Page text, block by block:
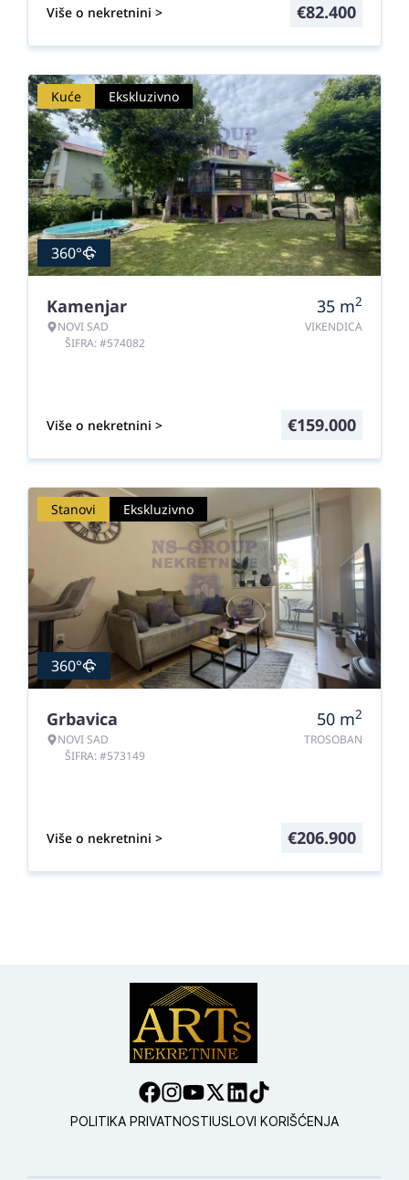
Više o nekretnini > €82.400
Kuće Ekskluzivno
360°
Kamenjar
NOVI SAD
ŠIFRA: #574082
35 m2
VIKENDICA
Više o nekretnini > €159.000
Stanovi Ekskluzivno
360°
Grbavica
NOVI SAD
ŠIFRA: #573149
50 m2
TROSOBAN
Više o nekretnini > €206.900
POLITIKA PRIVATNOSTIUSLOVI KORIŠĆENJA